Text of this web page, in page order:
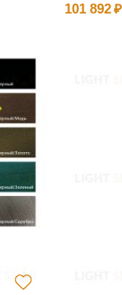
101 892